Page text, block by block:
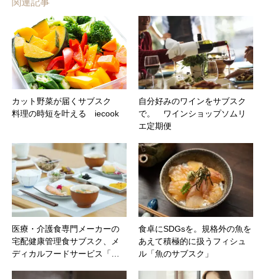
カット野菜が届くサブスク
料理の時短を叶える iecook
自分好みのワインをサブスク
で。 ワインショップソムリ
エ定期便
医療・介護食専門メーカーの
宅配健康管理食サブスク、メ
ディカルフードサービス「…
食卓にSDGsを。規格外の魚を
あえて積極的に扱うフィシュ
ル「魚のサブスク」